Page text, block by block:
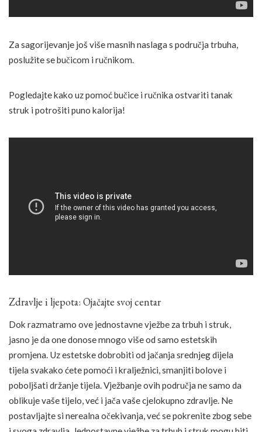
Za sagorijevanje još više masnih naslaga s područja trbuha,
poslužite se bučicom i ručnikom.
Pogledajte kako uz pomoć bučice i ručnika ostvariti tanak
struk i potrošiti puno kalorija!
Zdravlje i ljepota: Ojačajte svoj centar
Dok razmatramo ove jednostavne vježbe za trbuh i struk,
jasno je da one donose mnogo više od samo estetskih
promjena. Uz estetske dobrobiti od jačanja srednjeg dijela
tijela svakako ćete pomoći i kralježnici, smanjiti bolove i
poboljšati držanje tijela. Vježbanje ovih područja ne samo da
oblikuje vaše tijelo, već i jača vaše cjelokupno zdravlje. Ne
postavljajte si nerealna očekivanja, već se pokrenite zbog sebe